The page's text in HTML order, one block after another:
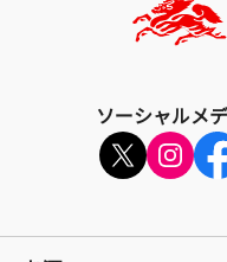
ソーシャルメ